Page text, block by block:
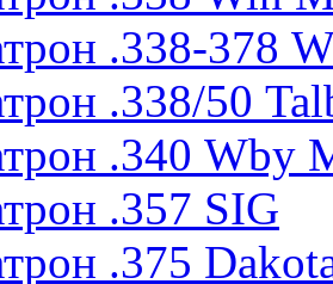
.338-378
.338/50
.340 Wby
.357 SIG
.375